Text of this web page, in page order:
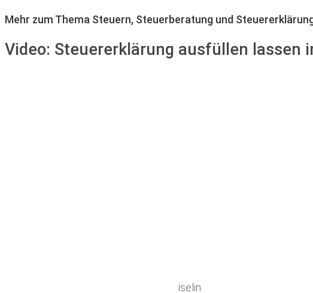
Mehr zum Thema Steuern, Steuerberatung und
Video: Steuererklärung ausfüllen lassen
iselin